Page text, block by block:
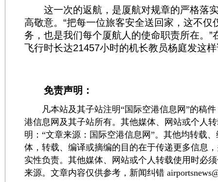
这一次的返航，是厦航对规章的严格落
高敬意。“把每一位旅客安全送回家，这不仅
务，也是我们每个厦航人的使命职责所在。”
飞行时长达21457小时的机长教员杨庭发这
免责声明：
凡本站及其子站注明“国际空港信息网”的稿件
港信息网及其子站所有。其他媒体、网站或个人
明：“文章来源：国际空港信息网”。其他均转载
体，转载、编译或摘编的目的在于传递更多信息
实性负责。其他媒体、网站或个人转载使用时必
来源。文章内容仅供参考，新闻纠错